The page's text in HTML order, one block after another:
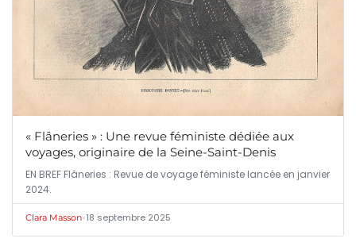
« Flâneries » : Une revue féministe dédiée aux
voyages, originaire de la Seine-Saint-Denis
EN BREF Flâneries : Revue de voyage féministe lancée en janvier
2024.
Clara Masson•18 septembre 2025